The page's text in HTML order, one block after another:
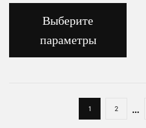
Выберите
параметры
1 2 ...